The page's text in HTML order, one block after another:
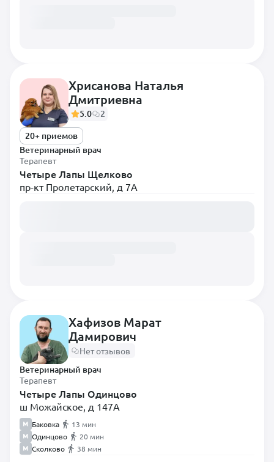
Дерматолог
Диетолог
Инфекционист
Кардиолог
Невролог
Нефролог
Ратолог
Реаниматолог
Стоматолог
Терапевт
Травматолог
Уролог
Хирург
Хрисанова Наталья
Дмитриевна
5.0
2
20+ приемов
Ветеринарный врач
Терапевт
Четыре Лапы Щелково
пр-кт Пролетарский, д 7А
Хафизов Марат
Дамирович
Нет отзывов
Ветеринарный врач
Терапевт
Четыре Лапы Одинцово
ш Можайское, д 147А
Баковка
13 мин
Одинцово
20 мин
Сколково
38 мин